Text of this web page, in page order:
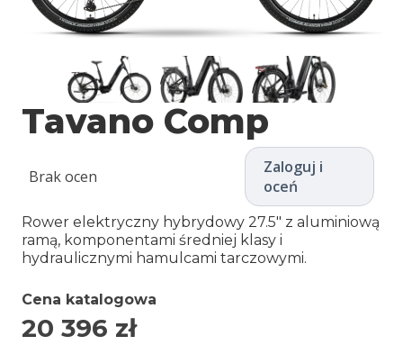
Tavano Comp
Brak ocen
Zaloguj i
oceń
Rower elektryczny hybrydowy 27.5″ z aluminiową
ramą, komponentami średniej klasy i
hydraulicznymi hamulcami tarczowymi.
Cena katalogowa
20 396 zł